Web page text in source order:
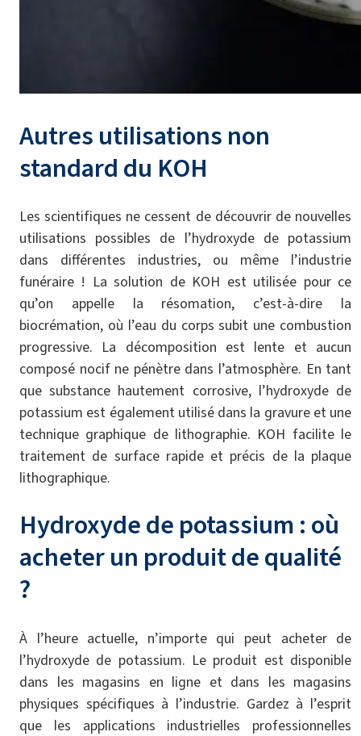
Autres utilisations non
standard du KOH
Les scientifiques ne cessent de découvrir de nouvelles
utilisations possibles de l’hydroxyde de potassium
dans différentes industries, ou même l’industrie
funéraire ! La solution de KOH est utilisée pour ce
qu’on appelle la résomation, c’est-à-dire la
biocrémation, où l’eau du corps subit une combustion
progressive. La décomposition est lente et aucun
composé nocif ne pénètre dans l’atmosphère. En tant
que substance hautement corrosive, l’hydroxyde de
potassium est également utilisé dans la gravure et une
technique graphique de lithographie. KOH facilite le
traitement de surface rapide et précis de la plaque
lithographique.
Hydroxyde de potassium : où
acheter un produit de qualité
?
À l’heure actuelle, n’importe qui peut acheter de
l’hydroxyde de potassium. Le produit est disponible
dans les magasins en ligne et dans les magasins
physiques spécifiques à l’industrie. Gardez à l’esprit
que les applications industrielles professionnelles